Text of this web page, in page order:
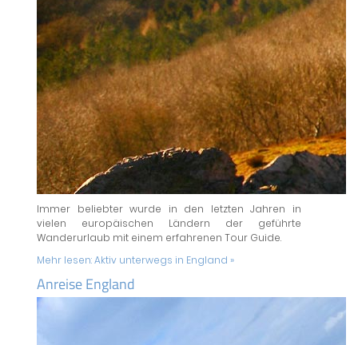
Immer beliebter wurde in den letzten Jahren in
vielen europäischen Ländern der geführte
Wanderurlaub mit einem erfahrenen Tour Guide.
Mehr lesen:Aktiv unterwegs in England »
Anreise England